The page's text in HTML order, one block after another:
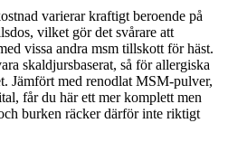
varierar kraftigt beroende på
vilket gör det svårare att
vissa andra msm tillskott för häst.
skaldjursbaserat, så för allergiska
Jämfört med renodlat MSM-pulver,
får du här ett mer komplett men
burken räcker därför inte riktigt